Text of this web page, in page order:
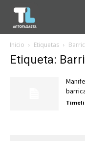
Inicio Etiquetas
Etiqueta: